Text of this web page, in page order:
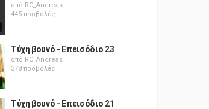
από RC_Andreas
445 προβολές
Τύχη βουνό - Επεισόδιο 23
από RC_Andreas
378 προβολές
Τύχη βουνό - Επεισόδιο 21